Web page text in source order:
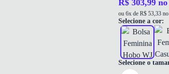
R$ 303,99
ou 6x de R$ 53,33
Selecione a cor:
Selecione o